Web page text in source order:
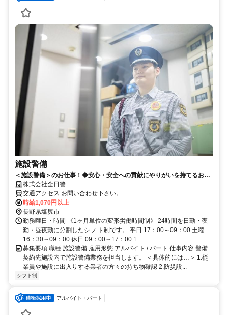
施設警備
＜施設警備＞のお仕事！◆安心・安全への貢献にやりがいを持てるお仕
事！◆プライベートも大切に働けます！
株式会社全日警
交通アクセス お問い合わせ下さい。
時給1,070円以上
長野県塩尻市
勤務曜日・時間 《1ヶ月単位の変形労働時間制》 24時間を日勤・夜
勤・昼夜勤に分割したシフ ト制です。 平日 17：00～09：00 土曜
16：30～09：00 休日 09：00～17：00 1...
募集要項 職種 施設警備 雇用形態 アルバイト / パート 仕事内容 警備
契約先施設内で施設警備業務を担当します。 ＜具体的には…＞ 1.従
業員や施設に出入りする業者の方々の持ち物確認 2.防災設...
シフト制
アルバイト・パート